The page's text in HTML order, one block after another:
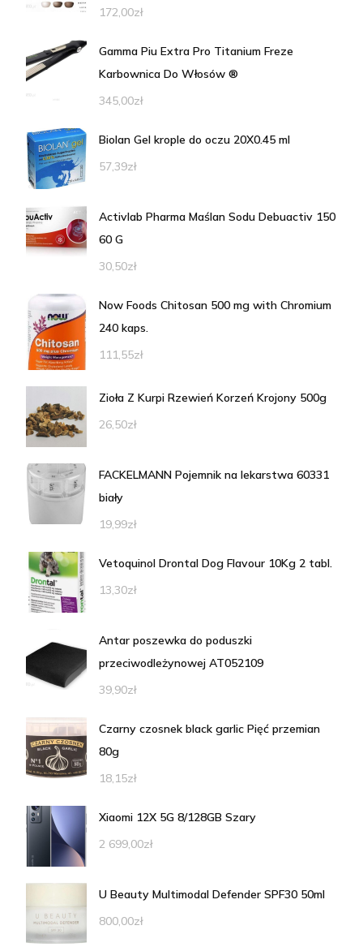
172,00zł
Gamma Piu Extra Pro Titanium Freze
Karbownica Do Włosów ®
345,00zł
Biolan Gel krople do oczu 20X0.45 ml
57,39zł
Activlab Pharma Maślan Sodu Debuactiv 150
60 G
30,50zł
Now Foods Chitosan 500 mg with Chromium
240 kaps.
111,55zł
Zioła Z Kurpi Rzewień Korzeń Krojony 500g
26,50zł
FACKELMANN Pojemnik na lekarstwa 60331
biały
19,99zł
Vetoquinol Drontal Dog Flavour 10Kg 2 tabl.
13,30zł
Antar poszewka do poduszki
przeciwodleżynowej AT052109
39,90zł
Czarny czosnek black garlic Pięć przemian
80g
18,15zł
Xiaomi 12X 5G 8/128GB Szary
2 699,00zł
U Beauty Multimodal Defender SPF30 50ml
800,00zł